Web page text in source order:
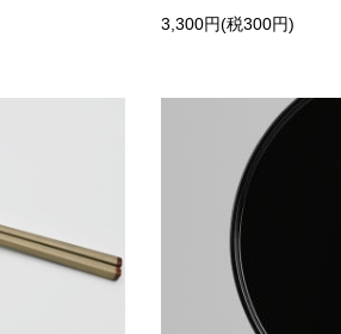
3,300円(税300円)